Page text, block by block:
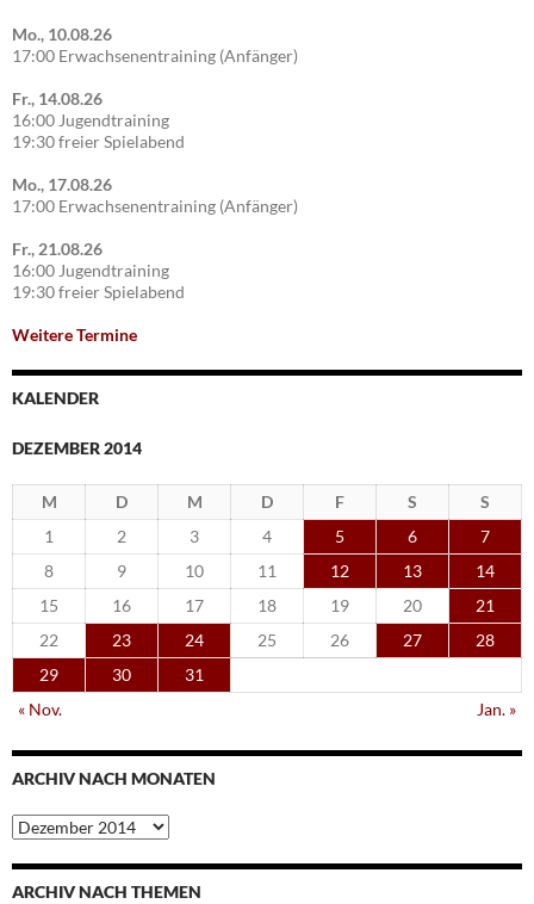
Mo., 10.08.26
17:00 Erwachsenentraining (Anfänger)
Fr., 14.08.26
16:00 Jugendtraining
19:30 freier Spielabend
Mo., 17.08.26
17:00 Erwachsenentraining (Anfänger)
Fr., 21.08.26
16:00 Jugendtraining
19:30 freier Spielabend
Weitere Termine
KALENDER
DEZEMBER 2014
M D M D F S
S
1
2 3 4 5 6
7
8
9 10 11 12 13
14
15
16 17 18 19 20
21
22
23 24 25 26 27
28
29
30
31
« Nov.
Jan. »
ARCHIV NACH MONATEN
Archiv
nach
Monaten
ARCHIV NACH THEMEN